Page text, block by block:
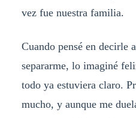
vez fue nuestra familia.
Cuando pensé en decirle
separarme, lo imaginé
todo ya estuviera claro.
mucho, y aunque me